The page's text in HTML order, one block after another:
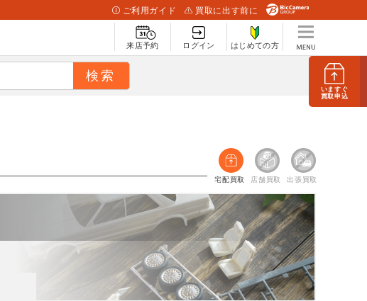
いますぐ
買取申込
ご利用ガイド 買取に出す前に
来店予約 ログイン はじめての方
宅配買取 店舗買取 出張買取